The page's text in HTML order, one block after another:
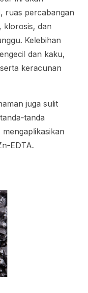
ruas percabangan
klorosis, dan
Kelebihan
dan kaku,
keracunan
juga sulit
tanda
EDTA.